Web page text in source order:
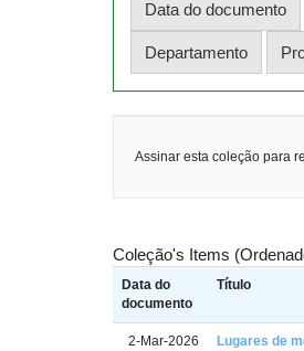
Assinar esta coleção para
Coleção's Items
Data do
documento
Título
2-Mar-2026
Lugares de